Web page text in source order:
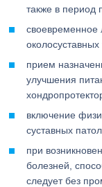
также в период
своевременное
околосуставных
прием
улучшения
включение
суставных
при
болезней,
следует без